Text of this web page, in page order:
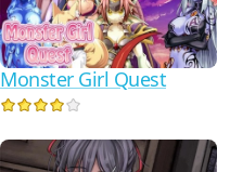
Monster Girl Quest